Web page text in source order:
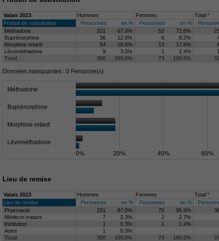
Valais 2023 Hommes Femmes
Total *
Produit de substitution
Personnes en % Personnes en %
Méthadone
201 67.0% 53 72.6%
Buprénorphine
36 12.0% 6 8.2%
Morphine retard
54 18.0% 13 17.8%
Lévométhadone
9 3.0% 1 1.4%
Total
300 100.0% 73 100.0%
Données manquantes : 0 Personne(s).
Méthadone
Buprénorphine
Morphine retard
Lévométhadone
0%
20% 40% 60%
Lieu de remise
Valais 2023 Hommes Femmes
Total *
Lieu de remise
Personnes en % Personnes en %
Pharmacie
291 97.0% 70 95.9%
Médecin traitant
7 2.3% 2
2.7%
Institution
1 0.3% 1
1.4%
Autre
1
0.3%
Total
300 100.0% 73 100.0%